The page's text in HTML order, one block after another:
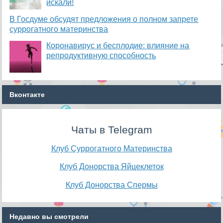
искали!
В Госдуме обсудят предложения о полном запрете
суррогатного материнства
Коронавирус и бесплодие: влияние на
репродуктивную способность
Вконтакте
Чаты в Telegram
Клуб Суррогатного Материнства
Клуб Донорства Яйцеклеток
Клуб Донорства Спермы
Недавно вы смотрели